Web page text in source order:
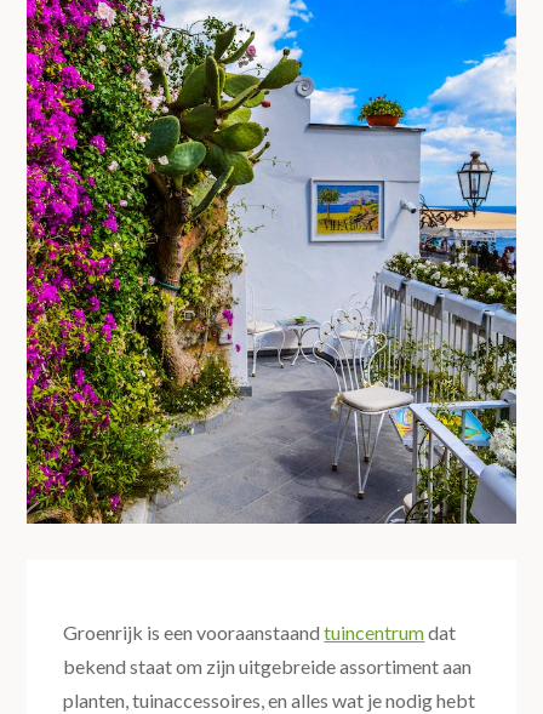
Groenrijk is een vooraanstaandtuincentrumdat
bekend staat om zijn uitgebreide assortiment aan
planten, tuinaccessoires, en alles wat je nodig hebt